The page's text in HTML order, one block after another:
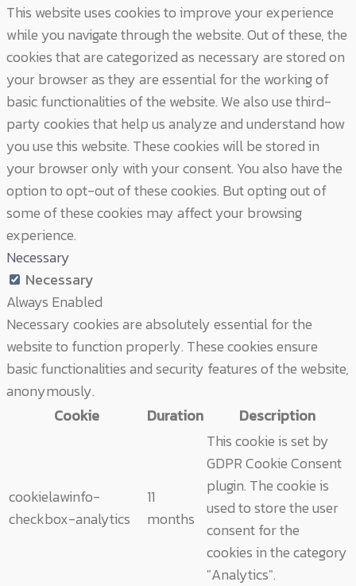
This website uses cookies to improve your experience
while you navigate through the website. Out of these, the
cookies that are categorized as necessary are stored on
your browser as they are essential for the working of
basic functionalities of the website. We also use third-
party cookies that help us analyze and understand how
you use this website. These cookies will be stored in
your browser only with your consent. You also have the
option to opt-out of these cookies. But opting out of
some of these cookies may affect your browsing
experience.
Necessary
Necessary
Always Enabled
Necessary cookies are absolutely essential for the
website to function properly. These cookies ensure
basic functionalities and security features of the website,
anonymously.
Cookie
Duration Description
cookielawinfo-
checkbox-analytics
11
months
This cookie is set by
GDPR Cookie Consent
plugin. The cookie is
used to store the user
consent for the
cookies in the category
"Analytics".